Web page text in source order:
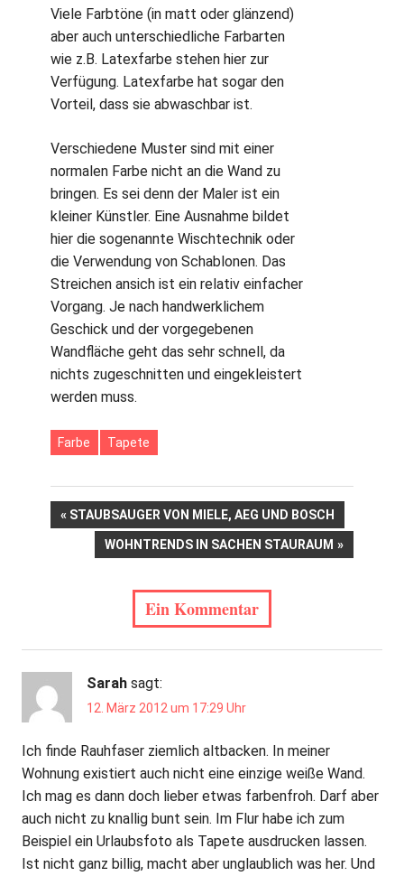
Viele Farbtöne (in matt oder glänzend)
aber auch unterschiedliche Farbarten
wie z.B. Latexfarbe stehen hier zur
Verfügung. Latexfarbe hat sogar den
Vorteil, dass sie abwaschbar ist.
Verschiedene Muster sind mit einer
normalen Farbe nicht an die Wand zu
bringen. Es sei denn der Maler ist ein
kleiner Künstler. Eine Ausnahme bildet
hier die sogenannte Wischtechnik oder
die Verwendung von Schablonen. Das
Streichen ansich ist ein relativ einfacher
Vorgang. Je nach handwerklichem
Geschick und der vorgegebenen
Wandfläche geht das sehr schnell, da
nichts zugeschnitten und eingekleistert
werden muss.
Farbe Tapete
Beitrags-
Navigation
VORHERIGER
BEITRAG:
STAUBSAUGER VON MIELE, AEG UND BOSCH
NÄCHSTER
WOHNTRENDS IN SACHEN STAURAUM
Ein Kommentar
Sarah sagt:
12. März 2012 um 17:29 Uhr
Ich finde Rauhfaser ziemlich altbacken. In meiner
Wohnung existiert auch nicht eine einzige weiße Wand.
Ich mag es dann doch lieber etwas farbenfroh. Darf aber
auch nicht zu knallig bunt sein. Im Flur habe ich zum
Beispiel ein Urlaubsfoto als Tapete ausdrucken lassen.
Ist nicht ganz billig, macht aber unglaublich was her. Und